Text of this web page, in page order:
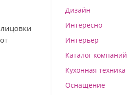
Дизайн
Интересно
Интерьер
Каталог компаний
Кухонная техника
Оснащение